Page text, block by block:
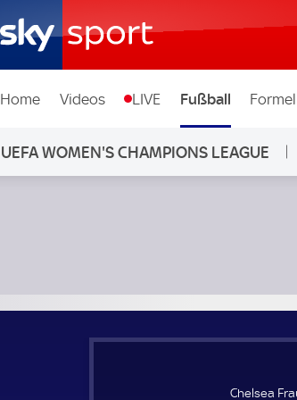
Home Videos LIVE Fußball Formel
UEFA WOMEN'S CHAMPIONS LEAGUE
Chelsea